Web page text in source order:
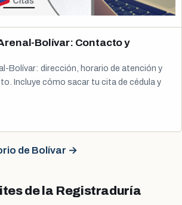
Bolívar: Contacto y
Bolívar: dirección, horario de atención y
Incluye cómo sacar tu cita de cédula y
de Bolívar →
de la Registraduría